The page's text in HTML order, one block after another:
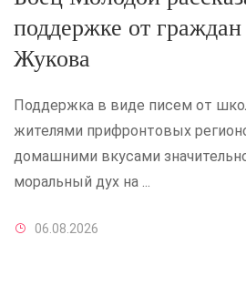
поддержке от граждан
Жукова
Поддержка в виде писем от
жителями прифронтовых
домашними вкусами
моральный дух на ...
06.08.2026